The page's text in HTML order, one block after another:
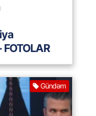
Gündəm